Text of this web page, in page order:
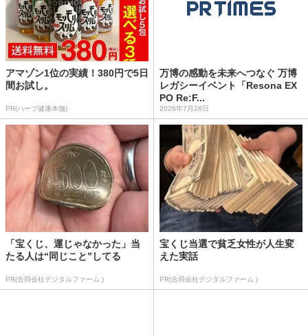
アマゾン1位の実績！380円で5日
間お試し。
PR(ハーブ健康本舗)
万博の感動を未来へつなぐ 万博
レガシーイベント「Resona EX
PO Re:F...
2026年7月28日
「宝くじ、運じゃなかった」当
たる人は“同じこと”してる
PR(合同会社デジタルファーム )
宝くじ当選で貧乏女性が人生変
えた実話
PR(合同会社デジタルファーム )